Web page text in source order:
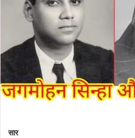
सार